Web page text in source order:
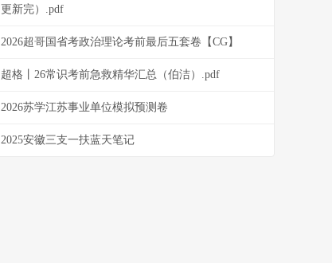
更新完）.pdf
2026超哥国省考政治理论考前最后五套卷【CG】
超格丨26常识考前急救精华汇总（伯洁）.pdf
2026苏学江苏事业单位模拟预测卷
2025安徽三支一扶蓝天笔记